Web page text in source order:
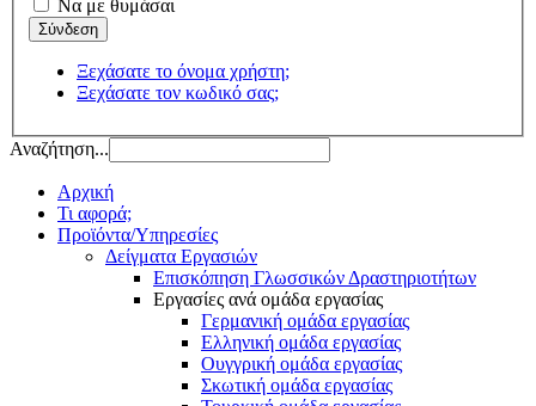
Να με θυμάσαι
Ξεχάσατε το όνομα χρήστη;
Ξεχάσατε τον κωδικό σας;
Αναζήτηση...
Αρχική
Τι αφορά;
Προϊόντα/Υπηρεσίες
Δείγματα Εργασιών
Επισκόπηση Γλωσσικών Δραστηριοτήτων
Εργασίες ανά ομάδα εργασίας
Γερμανική ομάδα εργασίας
Ελληνική ομάδα εργασίας
Ουγγρική ομάδα εργασίας
Σκωτική ομάδα εργασίας